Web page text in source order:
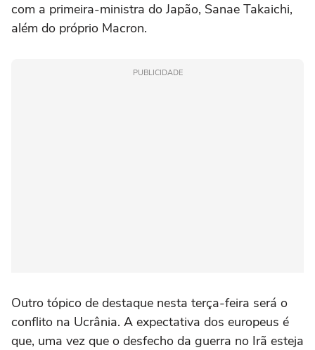
com a primeira-ministra do Japão, Sanae Takaichi,
além do próprio Macron.
PUBLICIDADE
Outro tópico de destaque nesta terça-feira será o
conflito na Ucrânia. A expectativa dos europeus é
que, uma vez que o desfecho da guerra no Irã esteja